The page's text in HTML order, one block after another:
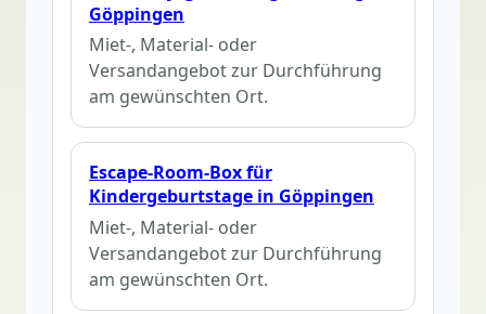
Göppingen
Miet-, Material- oder
Versandangebot zur Durchführung
am gewünschten Ort.
Escape-Room-Box für
Kindergeburtstage in Göppingen
Miet-, Material- oder
Versandangebot zur Durchführung
am gewünschten Ort.